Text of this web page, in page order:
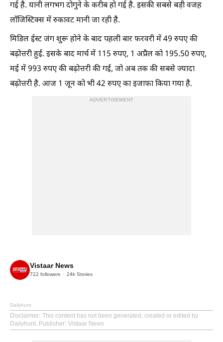
गई है. यानी लगभग दोगुने के करीब हो गई है. इसकी सबसे बड़ी वजह
लॉजिस्टिक्स में रुकावट मानी जा रही है.
मिडिल ईस्ट जंग शुरू होने के बाद पहली बार फरवरी में 49 रुपए की
बढ़ोत्तरी हुई. इसके बाद मार्च में 115 रुपए, 1 अप्रैल को 195.50 रुपए,
मई में 993 रुपए की बढ़ोत्तरी की गई, जो अब तक की सबसे ज्यादा
बढ़ोत्तरी है. आज 1 जून को भी 42 रुपए का इजाफा किया गया है.
ADVERTISEMENT
Vistaar News
722 followers 24k Stories
Dailyhunt
Disclaimer: This content has not been generated, created or edited by
Dailyhunt. Publisher: Vistaar News